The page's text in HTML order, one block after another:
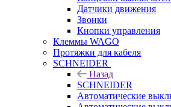
Датчики движения
Звонки
Кнопки управления
Клеммы WAGO
Протяжки для кабеля
SCHNEIDER
Назад
SCHNEIDER
Автоматические